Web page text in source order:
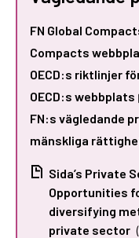
FN Global
Compacts
OECD:s riktlinjer
OECD:s webbplats
FN:s vägledande
mänskliga
Sida’s Private
Opportunities
diversifying
private sector